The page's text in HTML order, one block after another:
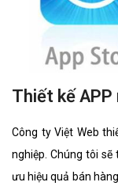
Thiết kế
Công ty Việt Web
nghiệp. Chúng tôi
ưu hiệu quả bán